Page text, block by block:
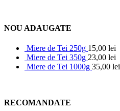
NOU ADAUGATE
Miere de Tei 250g 15,00 lei
Miere de Tei 350g 23,00 lei
Miere de Tei 1000g 35,00 lei
RECOMANDATE